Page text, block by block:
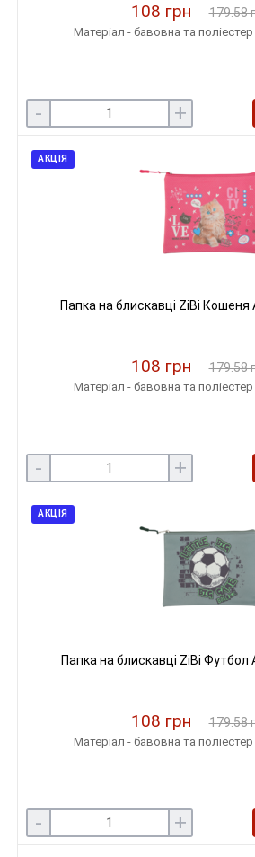
108 грн 179.58
Матеріал - бавовна та
- +
АКЦІЯ
Папка на блискавці ZiBi Кошеня
108 грн 179.58
Матеріал - бавовна та
- +
АКЦІЯ
Папка на блискавці ZiBi Футбол
108 грн 179.58
Матеріал - бавовна та
- +